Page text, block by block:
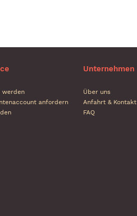
werden
anfordern
Unternehmen
Über uns
Anfahrt & Kontakt
FAQ